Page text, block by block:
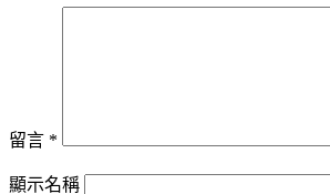
留言 *
顯示名稱